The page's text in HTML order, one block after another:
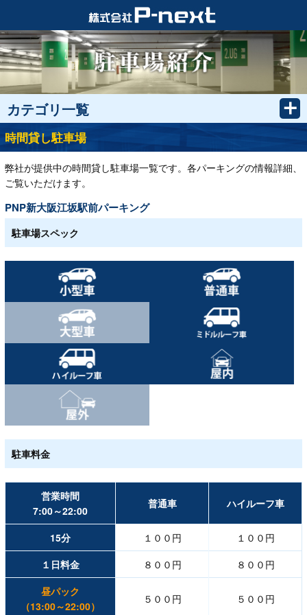
カテゴリ一覧
時間貸し駐車場
弊社が提供中の時間貸し駐車場一覧です。各パーキングの情報詳細、
ご覧いただけます。
PNP新大阪江坂駅前パーキング
駐車場スペック
駐車料金
営業時間
7:00～22:00
普通車 ハイルーフ車
15分 １００円
１００円
１日料金
８００円
８００円
昼パック
（13:00～22:00）
５００円 ５００円